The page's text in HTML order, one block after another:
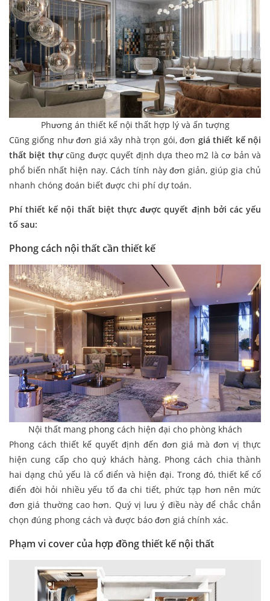
Phương án thiết kế nội thất hợp lý và ấn tượng
Cũng giống như đơn giá xây nhà trọn gói, đơn giá thiết kế nội
thất biệt thựcũng được quyết định dựa theo m2 là cơ bản và
phổ biến nhất hiện nay. Cách tính này đơn giản, giúp gia chủ
nhanh chóng đoán biết được chi phí dự toán.
Phí thiết kế nội thất biệt thực được quyết định bởi các yếu
tố sau:
Phong cách nội thất cần thiết kế
Nội thất mang phong cách hiện đại cho phòng khách
Phong cách thiết kế quyết định đến đơn giá mà đơn vị thực
hiện cung cấp cho quý khách hàng. Phong cách chia thành
hai dạng chủ yếu là cổ điển và hiện đại. Trong đó, thiết kế cổ
điển đòi hỏi nhiều yếu tố đa chi tiết, phức tạp hơn nên mức
đơn giá thường cao hơn. Quý vị lưu ý điều này để chắc chắn
chọn đúng phong cách và được báo đơn giá chính xác.
Phạm vi cover của hợp đồng thiết kế nội thất